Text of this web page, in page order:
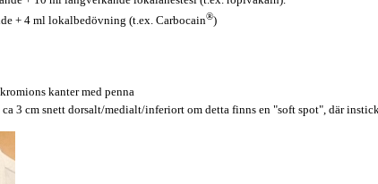
+ 4 ml lokalbedövning (t.ex. Carbocain®)
kanter med penna
3 cm snett dorsalt/medialt/inferiort om detta finns en "soft spot", där